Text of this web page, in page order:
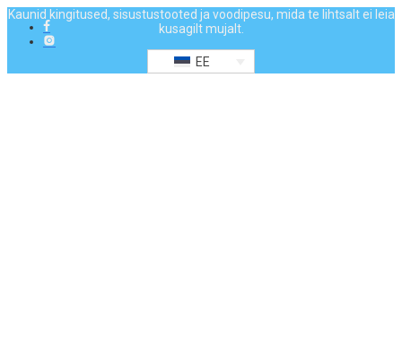
Kaunid kingitused, sisustustooted ja voodipesu, mida te lihtsalt ei leia
kusagilt mujalt.
EE